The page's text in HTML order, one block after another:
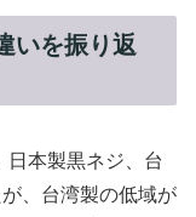
いを振り返
日本製黒ネジ、台
、台湾製の低域が